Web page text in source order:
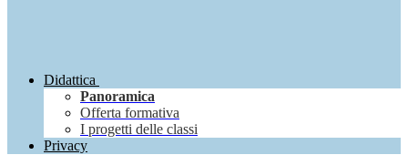
Didattica
Panoramica
Offerta formativa
I progetti delle classi
Privacy